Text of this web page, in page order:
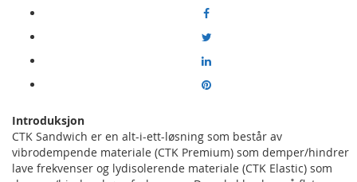
Introduksjon
CTK Sandwich er en alt-i-ett-løsning som består av
vibrodempende materiale (CTK Premium) som demper/hindrer
lave frekvenser og lydisolerende materiale (CTK Elastic) som